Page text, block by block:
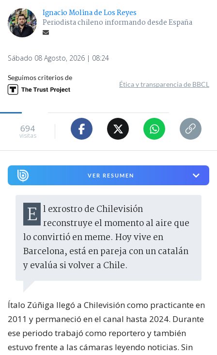
Ignacio Molina de Los Reyes
Periodista chileno informando desde España
Sábado 08 Agosto, 2026 | 08:24
Seguimos criterios de
Ética y transparencia de BBCL
694
visitas
VER RESUMEN
El exrostro de Chilevisión reconstruye el momento al aire que
lo convirtió en meme. Hoy vive en
Barcelona, está en pareja con un catalán
y evalúa si volver a Chile.
Ítalo Zúñiga llegó a Chilevisión como practicante en
2011 y permaneció en el canal hasta 2024. Durante
ese periodo trabajó como reportero y también
estuvo frente a las cámaras leyendo noticias. Sin